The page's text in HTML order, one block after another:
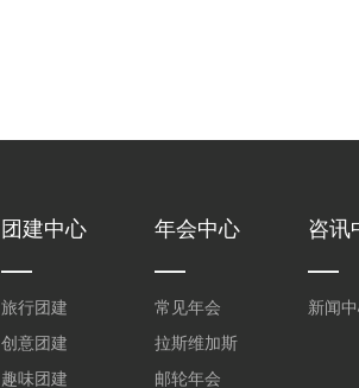
团建中心
旅行团建
创意团建
趣味团建
年会中心
常见年会
拉斯维加斯
邮轮年会
咨讯
新闻